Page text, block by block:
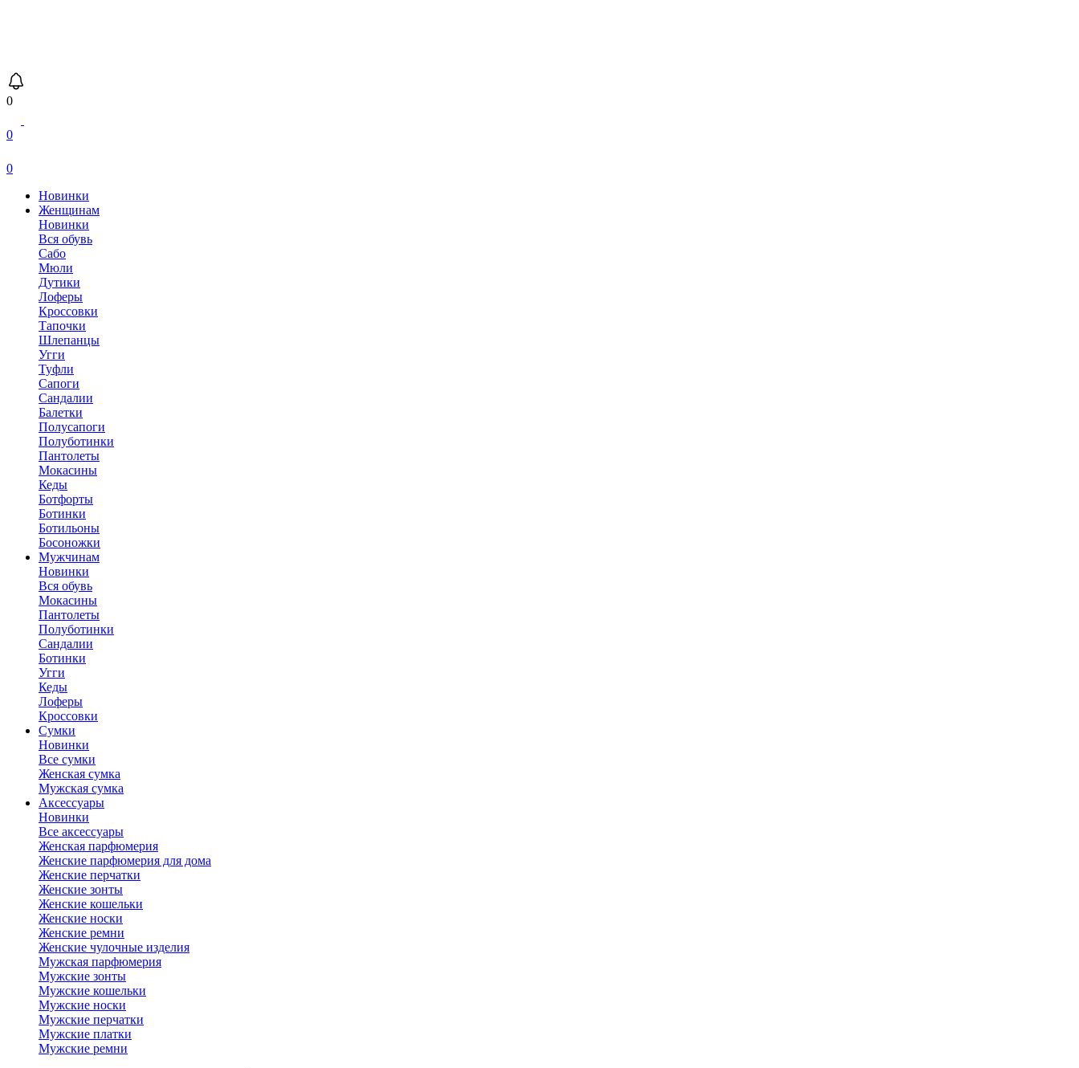
0
0
0
Новинки
Женщинам
Новинки
Вся обувь
Сабо
Мюли
Дутики
Лоферы
Кроссовки
Тапочки
Шлепанцы
Угги
Туфли
Сапоги
Сандалии
Балетки
Полусапоги
Полуботинки
Пантолеты
Мокасины
Кеды
Ботфорты
Ботинки
Ботильоны
Босоножки
Мужчинам
Новинки
Вся обувь
Мокасины
Пантолеты
Полуботинки
Сандалии
Ботинки
Угги
Кеды
Лоферы
Кроссовки
Сумки
Новинки
Все сумки
Женская сумка
Мужская сумка
Аксессуары
Новинки
Все аксессуары
Женская парфюмерия
Женские парфюмерия для дома
Женские перчатки
Женские зонты
Женские кошельки
Женские носки
Женские ремни
Женские чулочные изделия
Мужская парфюмерия
Мужские зонты
Мужские кошельки
Мужские носки
Мужские перчатки
Мужские платки
Мужские ремни